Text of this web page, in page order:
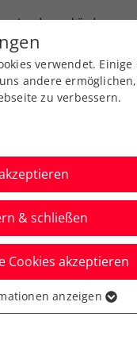
Landesverbände
Über uns
News
verwendet.
andere
zu verbessern.
& schließen
Cookies akzeptieren
dass die
anzeigen